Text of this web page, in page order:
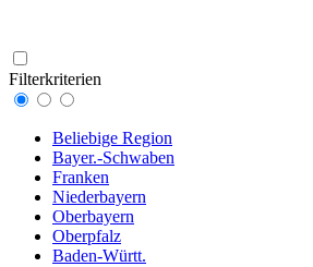
Filterkriterien
Beliebige Region
Bayer.-Schwaben
Franken
Niederbayern
Oberbayern
Oberpfalz
Baden-Württ.